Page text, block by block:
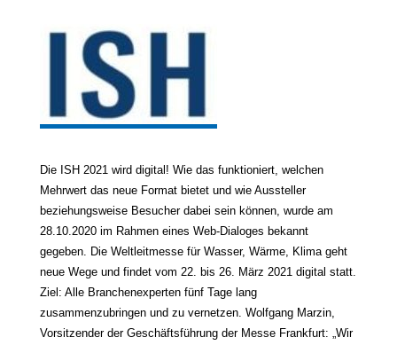
Die ISH 2021 wird digital! Wie das funktioniert, welchen
Mehrwert das neue Format bietet und wie Aussteller
beziehungsweise Besucher dabei sein können, wurde am
28.10.2020 im Rahmen eines Web-Dialoges bekannt
gegeben. Die Weltleitmesse für Wasser, Wärme, Klima geht
neue Wege und findet vom 22. bis 26. März 2021 digital statt.
Ziel: Alle Branchenexperten fünf Tage lang
zusammenzubringen und zu vernetzen. Wolfgang Marzin,
Vorsitzender der Geschäftsführung der Messe Frankfurt: „Wir